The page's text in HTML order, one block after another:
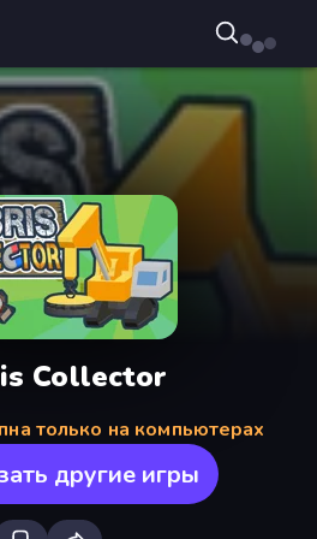
Collector
только на компьютерах
другие игры